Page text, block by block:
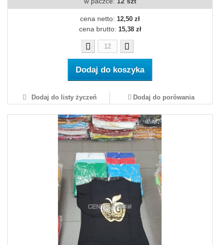
cena netto: 12,50 zł
cena brutto: 15,38 zł
Dodaj do koszyka
Dodaj do listy życzeń Dodaj do porówania